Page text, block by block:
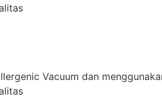
Vacuum dan